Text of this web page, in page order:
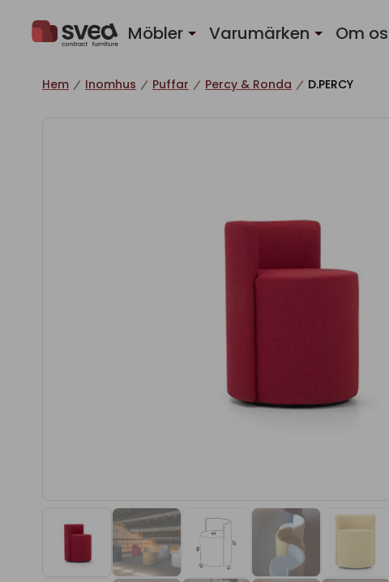
Möbler Varumärken Om
Hem Inomhus Puffar Percy & Ronda D.PERCY